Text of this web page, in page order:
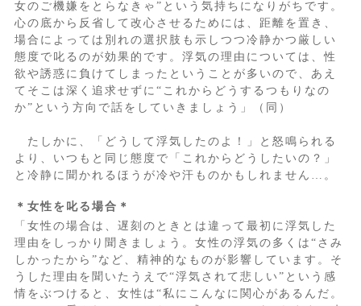
女のご機嫌をとらなきゃ”という気持ちになりがちです。
心の底から反省して改心させるためには、距離を置き、
場合によっては別れの選択肢も示しつつ冷静かつ厳しい
態度で叱るのが効果的です。浮気の理由については、性
欲や誘惑に負けてしまったということが多いので、あえ
てそこは深く追求せずに“これからどうするつもりなの
か”という方向で話をしていきましょう」（同）
たしかに、「どうして浮気したのよ！」と怒鳴られる
より、いつもと同じ態度で「これからどうしたいの？」
と冷静に聞かれるほうが冷や汗ものかもしれません…。
＊女性を叱る場合＊
「女性の場合は、遅刻のときとは違って最初に浮気した
理由をしっかり聞きましょう。女性の浮気の多くは“さみ
しかったから”など、精神的なものが影響しています。そ
うした理由を聞いたうえで“浮気されて悲しい”という感
情をぶつけると、女性は“私にこんなに関心があるんだ。